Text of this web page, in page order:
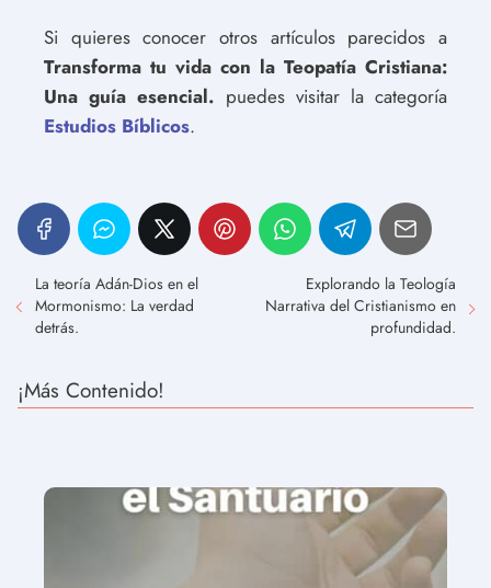
Si quieres conocer otros artículos parecidos a
Transforma tu vida con la Teopatía Cristiana:
Una guía esencial. puedes visitar la categoría
Estudios Bíblicos.
La teoría Adán-Dios en el
Mormonismo: La verdad
detrás.
Explorando la Teología
Narrativa del Cristianismo en
profundidad.
¡Más Contenido!